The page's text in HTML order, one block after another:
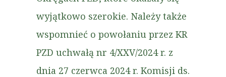
wyjątkowo szerokie. Należy także
wspomnieć o powołaniu przez KR
PZD uchwałą nr 4/XXV/2024 r. z
dnia 27 czerwca 2024 r. Komisji ds.